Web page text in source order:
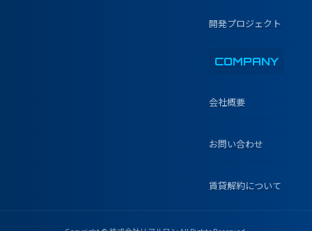
開発プロジェクト
COMPANY
会社概要
お問い合わせ
賃貸解約について